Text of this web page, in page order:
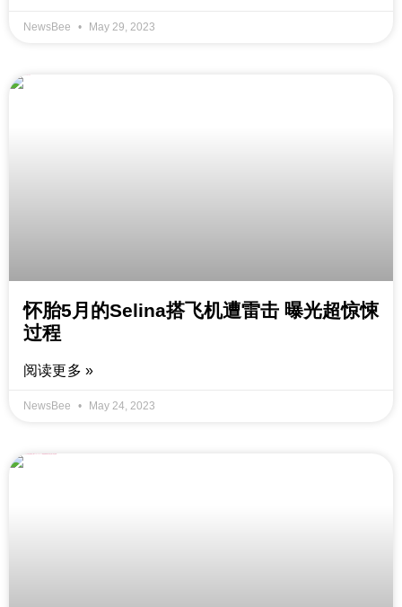
NewsBee May 29, 2023
怀胎5月的Selina搭飞机遭雷击 曝光超惊悚
过程
阅读更多 »
NewsBee May 24, 2023